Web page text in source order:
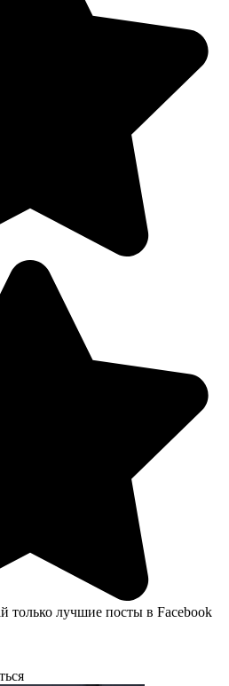
только лучшие посты в Facebook